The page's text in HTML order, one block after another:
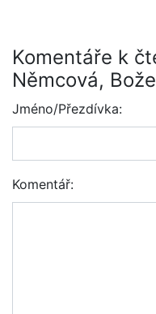
Komentáře k
Němcová,
Jméno/Přezdívka:
Komentář: